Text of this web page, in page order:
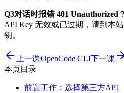
Q3对话时报错 401 Unauthorized ？
API Key 无效或已过期，请到本
钥。
上一课OpenCode CLI下一课
本页目录
前置工作：选择第三方API